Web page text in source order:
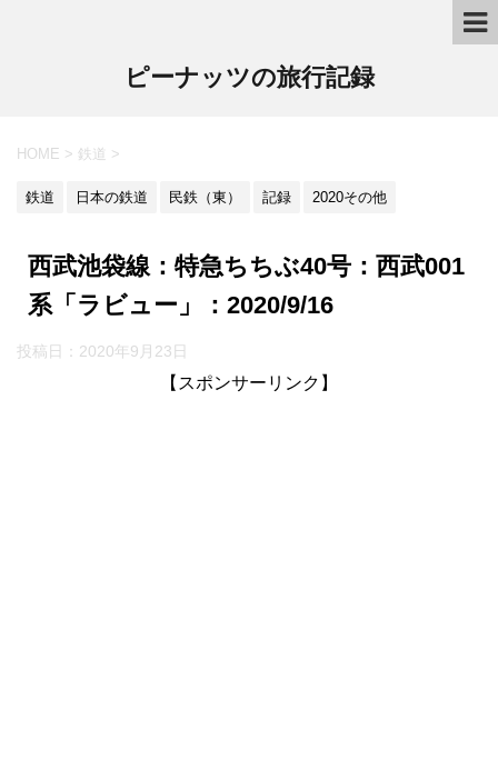
ピーナッツの旅行記録
HOME > 鉄道 >
鉄道 日本の鉄道 民鉄（東） 記録 2020その他
西武池袋線：特急ちちぶ40号：西武001
系「ラビュー」：2020/9/16
投稿日：2020年9月23日
【スポンサーリンク】